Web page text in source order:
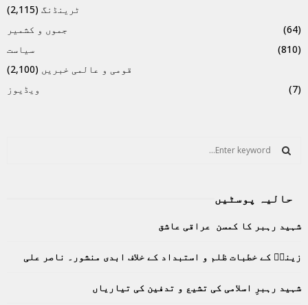
ٹرینڈنگ (2,115)
جموں و کشمیر
(64)
سیاست
(810)
قومی و عالمی خبریں (2,100)
ویڈیوز
(7)
f
r
E
A
R
C
حالیہ پوسٹیں
شہید رہبر کا کمسن عراقی عاشق
زینبؑ کے خطبات ظلم و استبداد کے خلاف ابدی منشور۔ ناصر علی
شہید رہبرِ اسلامی کی تشیع و تدفین کی تیاریاں